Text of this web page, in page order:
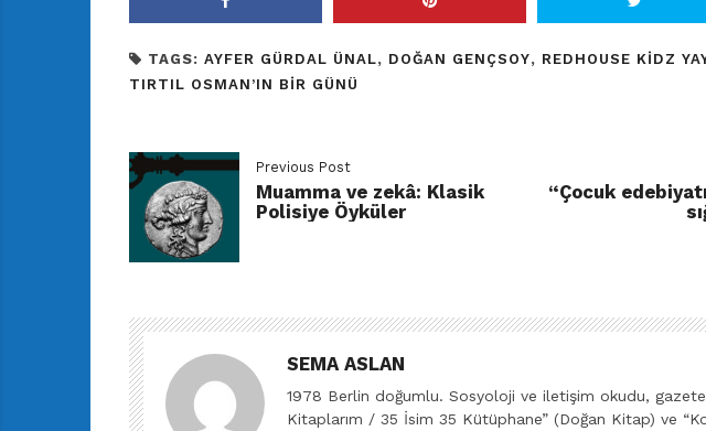
TAGS: AYFER GÜRDAL ÜNAL, DOĞAN GENÇSOY, REDHOUSE KIDZ
TIRTIL OSMAN’IN BIR GÜNÜ
Previous Post
Muamma ve zekâ: Klasik
Polisiye Öyküler
“Çocuk
SEMA ASLAN
1978 Berlin doğumlu. Sosyoloji ve iletişim okudu,
Kitaplarım / 35 İsim 35 Kütüphane” (Doğan Kitap) ve